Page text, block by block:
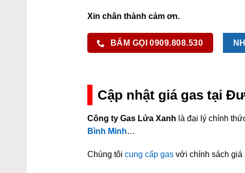
Xin chân thành cảm ơn.
BẤM GỌI 0909.808.530
Cập nhật giá gas tại
Công ty Gas Lửa Xanh là đại lý chính
Bình Minh…
Chúng tôicung cấp gas với chính sách giá